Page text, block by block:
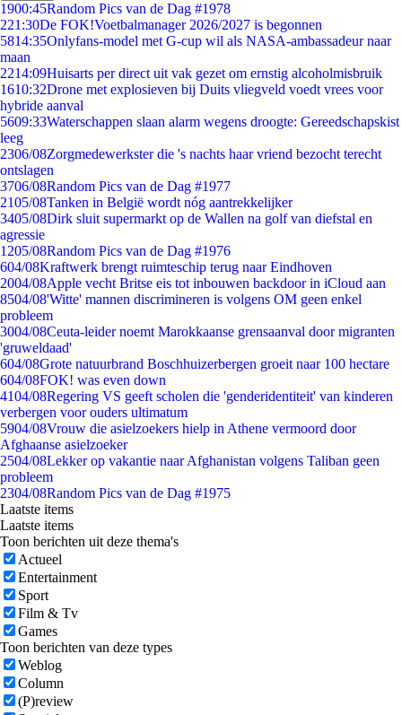
1900:45Random Pics van de Dag #1978
221:30De FOK!Voetbalmanager 2026/2027 is begonnen
5814:35Onlyfans-model met G-cup wil als NASA-ambassadeur naar
maan
2214:09Huisarts per direct uit vak gezet om ernstig alcoholmisbruik
1610:32Drone met explosieven bij Duits vliegveld voedt vrees voor
hybride aanval
5609:33Waterschappen slaan alarm wegens droogte: Gereedschapskist
leeg
2306/08Zorgmedewerkster die 's nachts haar vriend bezocht terecht
ontslagen
3706/08Random Pics van de Dag #1977
2105/08Tanken in België wordt nóg aantrekkelijker
3405/08Dirk sluit supermarkt op de Wallen na golf van diefstal en
agressie
1205/08Random Pics van de Dag #1976
604/08Kraftwerk brengt ruimteschip terug naar Eindhoven
2004/08Apple vecht Britse eis tot inbouwen backdoor in iCloud aan
8504/08'Witte' mannen discrimineren is volgens OM geen enkel
probleem
3004/08Ceuta-leider noemt Marokkaanse grensaanval door migranten
'gruweldaad'
604/08Grote natuurbrand Boschhuizerbergen groeit naar 100 hectare
604/08FOK! was even down
4104/08Regering VS geeft scholen die 'genderidentiteit' van kinderen
verbergen voor ouders ultimatum
5904/08Vrouw die asielzoekers hielp in Athene vermoord door
Afghaanse asielzoeker
2504/08Lekker op vakantie naar Afghanistan volgens Taliban geen
probleem
2304/08Random Pics van de Dag #1975
Laatste items
Laatste items
Toon berichten uit deze thema's
Actueel
Entertainment
Sport
Film & Tv
Games
Toon berichten van deze types
Weblog
Column
(P)review